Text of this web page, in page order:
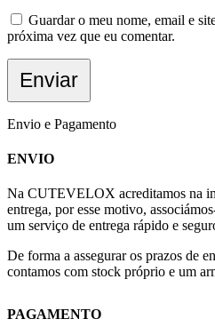
Guardar o meu nome, email e
próxima vez que eu comentar.
Envio e Pagamento
ENVIO
Na CUTEVELOX acreditamos na
entrega, por esse motivo,
um serviço de entrega rápido e
De forma a assegurar os prazos de
contamos com stock próprio e um
PAGAMENTO